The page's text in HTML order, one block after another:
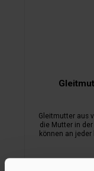
Gleitmutter aus
die Mutter in
können an jeder